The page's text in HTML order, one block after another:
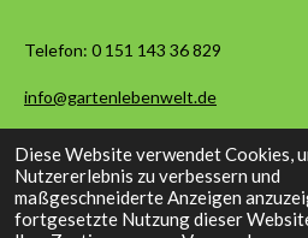
Diese Website verwendet Cookies,
Nutzererlebnis zu verbessern und
maßgeschneiderte Anzeigen
fortgesetzte Nutzung dieser
Telefon: 0 151 143 36 829
info@gartenlebenwelt.de
© 2026 Garten Leben Welt